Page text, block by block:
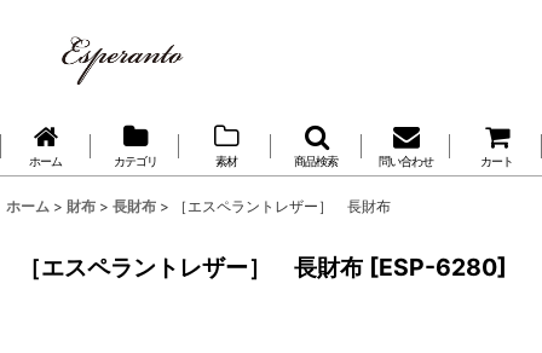
ホーム カテゴリ 素材 商品検索 問い合わせ カート
ホーム > 財布 > 長財布 > ［エスペラントレザー］ 長財布
［エスペラントレザー］ 長財布 [ESP-6280]